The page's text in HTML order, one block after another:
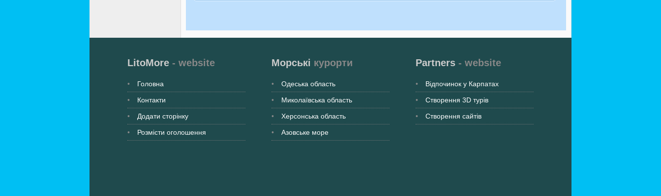
LitoMore - website
Головна
Контакти
Додати сторінку
Розмісти оголошення
Морські курорти
Одеська область
Миколаївська область
Херсонська область
Азовське море
Partners - website
Відпочинок у Карпатах
Створення 3D турів
Створення сайтів